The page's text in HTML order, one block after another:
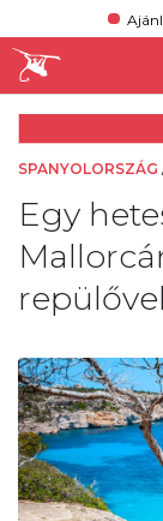
SPANYOLORSZÁG
Egy